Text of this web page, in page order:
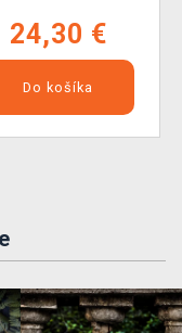
24,30 €
Do košíka